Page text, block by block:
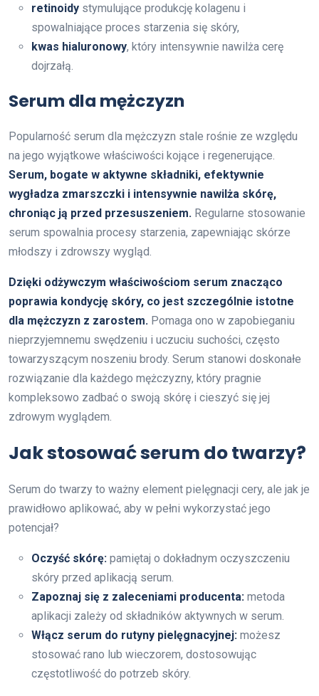
retinoidy stymulujące produkcję kolagenu i
spowalniające proces starzenia się skóry,
kwas hialuronowy, który intensywnie nawilża cerę
dojrzałą.
Serum dla mężczyzn
Popularność serum dla mężczyzn stale rośnie ze względu
na jego wyjątkowe właściwości kojące i regenerujące.
Serum, bogate w aktywne składniki, efektywnie
wygładza zmarszczki i intensywnie nawilża skórę,
chroniąc ją przed przesuszeniem. Regularne stosowanie
serum spowalnia procesy starzenia, zapewniając skórze
młodszy i zdrowszy wygląd.
Dzięki odżywczym właściwościom serum znacząco
poprawia kondycję skóry, co jest szczególnie istotne
dla mężczyzn z zarostem. Pomaga ono w zapobieganiu
nieprzyjemnemu swędzeniu i uczuciu suchości, często
towarzyszącym noszeniu brody. Serum stanowi doskonałe
rozwiązanie dla każdego mężczyzny, który pragnie
kompleksowo zadbać o swoją skórę i cieszyć się jej
zdrowym wyglądem.
Jak stosować serum do twarzy?
Serum do twarzy to ważny element pielęgnacji cery, ale jak je
prawidłowo aplikować, aby w pełni wykorzystać jego
potencjał?
Oczyść skórę: pamiętaj o dokładnym oczyszczeniu
skóry przed aplikacją serum.
Zapoznaj się z zaleceniami producenta: metoda
aplikacji zależy od składników aktywnych w serum.
Włącz serum do rutyny pielęgnacyjnej: możesz
stosować rano lub wieczorem, dostosowując
częstotliwość do potrzeb skóry.